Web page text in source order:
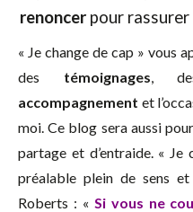
renoncer pour rassurer
« Je change de cap » vous
des témoignages,
accompagnement et
moi. Ce blog sera aussi
partage et d’entraide. « Je
préalable plein de sens
Roberts : « Si vous ne